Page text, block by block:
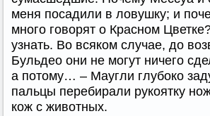
меня посадили в ловушку; и
много говорят о Красном
узнать. Во всяком случае, до
Бульдео они не могут ничего
а потому… – Маугли глубоко
пальцы перебирали рукоятку
кож с животных.